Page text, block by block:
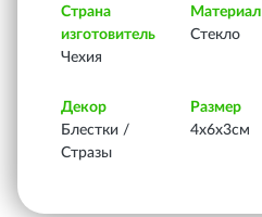
Страна
изготовитель
Чехия
Материал
Стекло
Декор
Блестки /
Стразы
Размер
4х6х3см